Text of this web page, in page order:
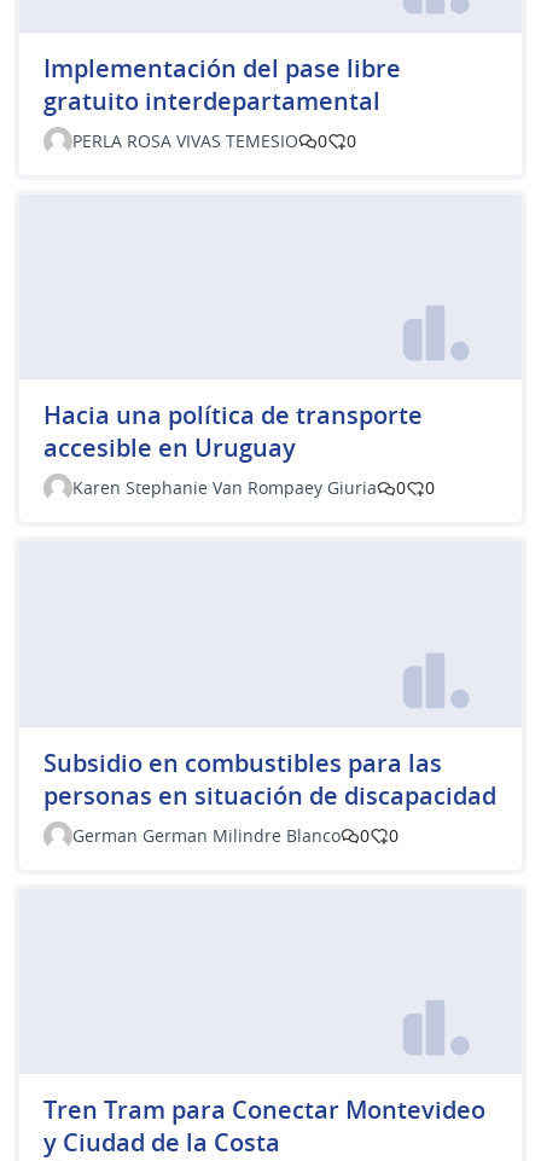
Implementación del pase libre
gratuito interdepartamental
PERLA ROSA VIVAS TEMESIO 0 0
Hacia una política de transporte
accesible en Uruguay
Karen Stephanie Van Rompaey Giuria 0 0
Subsidio en combustibles para las
personas en situación de discapacidad
German German Milindre Blanco 0 0
Tren Tram para Conectar Montevideo
y Ciudad de la Costa